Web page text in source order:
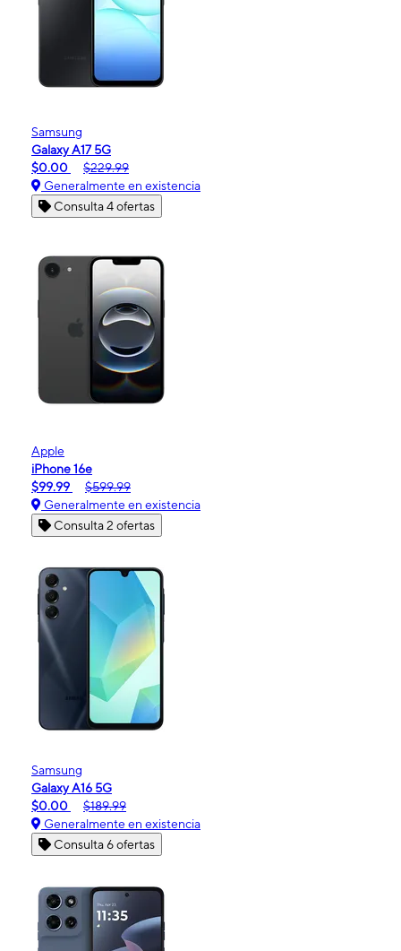
Samsung
Galaxy A17 5G
$0.00
$229.99
Generalmente en existencia
Consulta 4 ofertas
Apple
iPhone 16e
$99.99
$599.99
Generalmente en existencia
Consulta 2 ofertas
Samsung
Galaxy A16 5G
$0.00
$189.99
Generalmente en existencia
Consulta 6 ofertas